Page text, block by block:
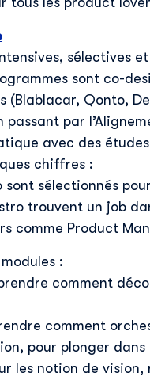
sélectives
sont co-
Qonto,
passant par
avec des
chiffres :
sélectionnés
trouvent un job
comme Product
:
comment
comment
pour plonger dans
les notion de